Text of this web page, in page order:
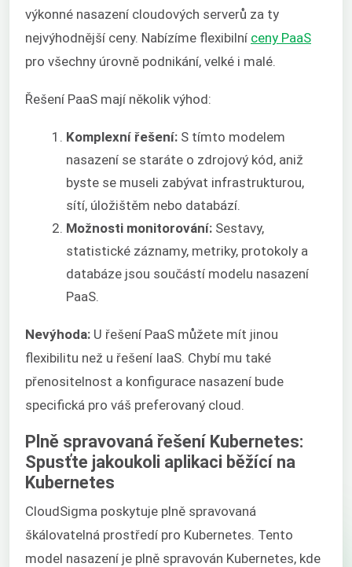
výkonné nasazení cloudových serverů za ty
nejvýhodnější ceny. Nabízíme flexibilní ceny PaaS
pro všechny úrovně podnikání, velké i malé.
Řešení PaaS mají několik výhod:
Komplexní řešení: S tímto modelem
nasazení se staráte o zdrojový kód, aniž
byste se museli zabývat infrastrukturou,
sítí, úložištěm nebo databází.
Možnosti monitorování: Sestavy,
statistické záznamy, metriky, protokoly a
databáze jsou součástí modelu nasazení
PaaS.
Nevýhoda: U řešení PaaS můžete mít jinou
flexibilitu než u řešení IaaS. Chybí mu také
přenositelnost a konfigurace nasazení bude
specifická pro váš preferovaný cloud.
Plně spravovaná řešení Kubernetes:
Spusťte jakoukoli aplikaci běžící na
Kubernetes
CloudSigma poskytuje plně spravovaná
škálovatelná prostředí pro Kubernetes. Tento
model nasazení je plně spravován Kubernetes, kde